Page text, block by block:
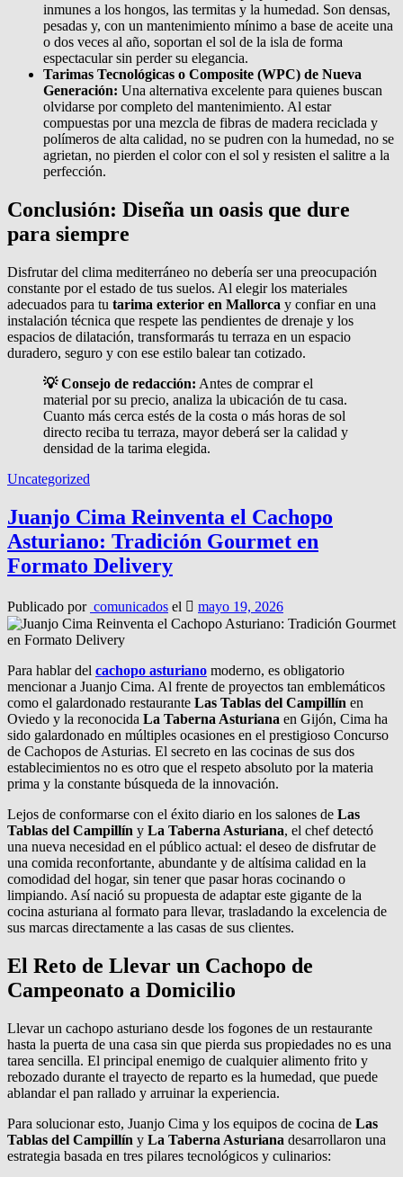
inmunes a los hongos, las termitas y la humedad. Son densas,
pesadas y, con un mantenimiento mínimo a base de aceite una
o dos veces al año, soportan el sol de la isla de forma
espectacular sin perder su elegancia.
Tarimas Tecnológicas o Composite (WPC) de Nueva
Generación: Una alternativa excelente para quienes buscan
olvidarse por completo del mantenimiento. Al estar
compuestas por una mezcla de fibras de madera reciclada y
polímeros de alta calidad, no se pudren con la humedad, no se
agrietan, no pierden el color con el sol y resisten el salitre a la
perfección.
Conclusión: Diseña un oasis que dure
para siempre
Disfrutar del clima mediterráneo no debería ser una preocupación
constante por el estado de tus suelos. Al elegir los materiales
adecuados para tu tarima exterior en Mallorca y confiar en una
instalación técnica que respete las pendientes de drenaje y los
espacios de dilatación, transformarás tu terraza en un espacio
duradero, seguro y con ese estilo balear tan cotizado.
💡 Consejo de redacción: Antes de comprar el
material por su precio, analiza la ubicación de tu casa.
Cuanto más cerca estés de la costa o más horas de sol
directo reciba tu terraza, mayor deberá ser la calidad y
densidad de la tarima elegida.
Uncategorized
Juanjo Cima Reinventa el Cachopo
Asturiano: Tradición Gourmet en
Formato Delivery
Publicado por comunicados el mayo 19, 2026
Para hablar del cachopo asturiano moderno, es obligatorio
mencionar a Juanjo Cima. Al frente de proyectos tan emblemáticos
como el galardonado restaurante Las Tablas del Campillín en
Oviedo y la reconocida La Taberna Asturiana en Gijón, Cima ha
sido galardonado en múltiples ocasiones en el prestigioso Concurso
de Cachopos de Asturias. El secreto en las cocinas de sus dos
establecimientos no es otro que el respeto absoluto por la materia
prima y la constante búsqueda de la innovación.
Lejos de conformarse con el éxito diario en los salones de Las
Tablas del Campillín y La Taberna Asturiana, el chef detectó
una nueva necesidad en el público actual: el deseo de disfrutar de
una comida reconfortante, abundante y de altísima calidad en la
comodidad del hogar, sin tener que pasar horas cocinando o
limpiando. Así nació su propuesta de adaptar este gigante de la
cocina asturiana al formato para llevar, trasladando la excelencia de
sus marcas directamente a las casas de sus clientes.
El Reto de Llevar un Cachopo de
Campeonato a Domicilio
Llevar un cachopo asturiano desde los fogones de un restaurante
hasta la puerta de una casa sin que pierda sus propiedades no es una
tarea sencilla. El principal enemigo de cualquier alimento frito y
rebozado durante el trayecto de reparto es la humedad, que puede
ablandar el pan rallado y arruinar la experiencia.
Para solucionar esto, Juanjo Cima y los equipos de cocina de Las
Tablas del Campillín y La Taberna Asturiana desarrollaron una
estrategia basada en tres pilares tecnológicos y culinarios: